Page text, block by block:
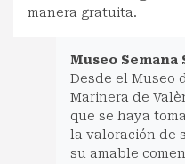
manera gratuita.
Museo Semana
Desde el Museo
Marinera de
que se haya
la valoración de
su amable